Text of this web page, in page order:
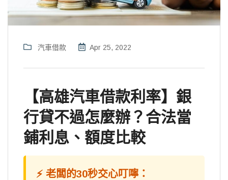
汽車借款 Apr 25, 2022
【高雄汽車借款利率】銀
行貸不過怎麼辦？合法當
鋪利息、額度比較
⚡ 老闆的30秒交心叮嚀：